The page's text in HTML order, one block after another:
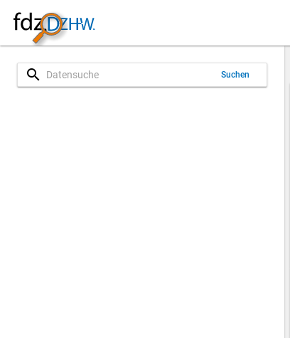
search Suchen